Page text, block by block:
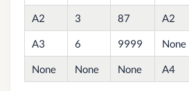
A2 3 87 A2
A3 6 9999 None
None None None A4